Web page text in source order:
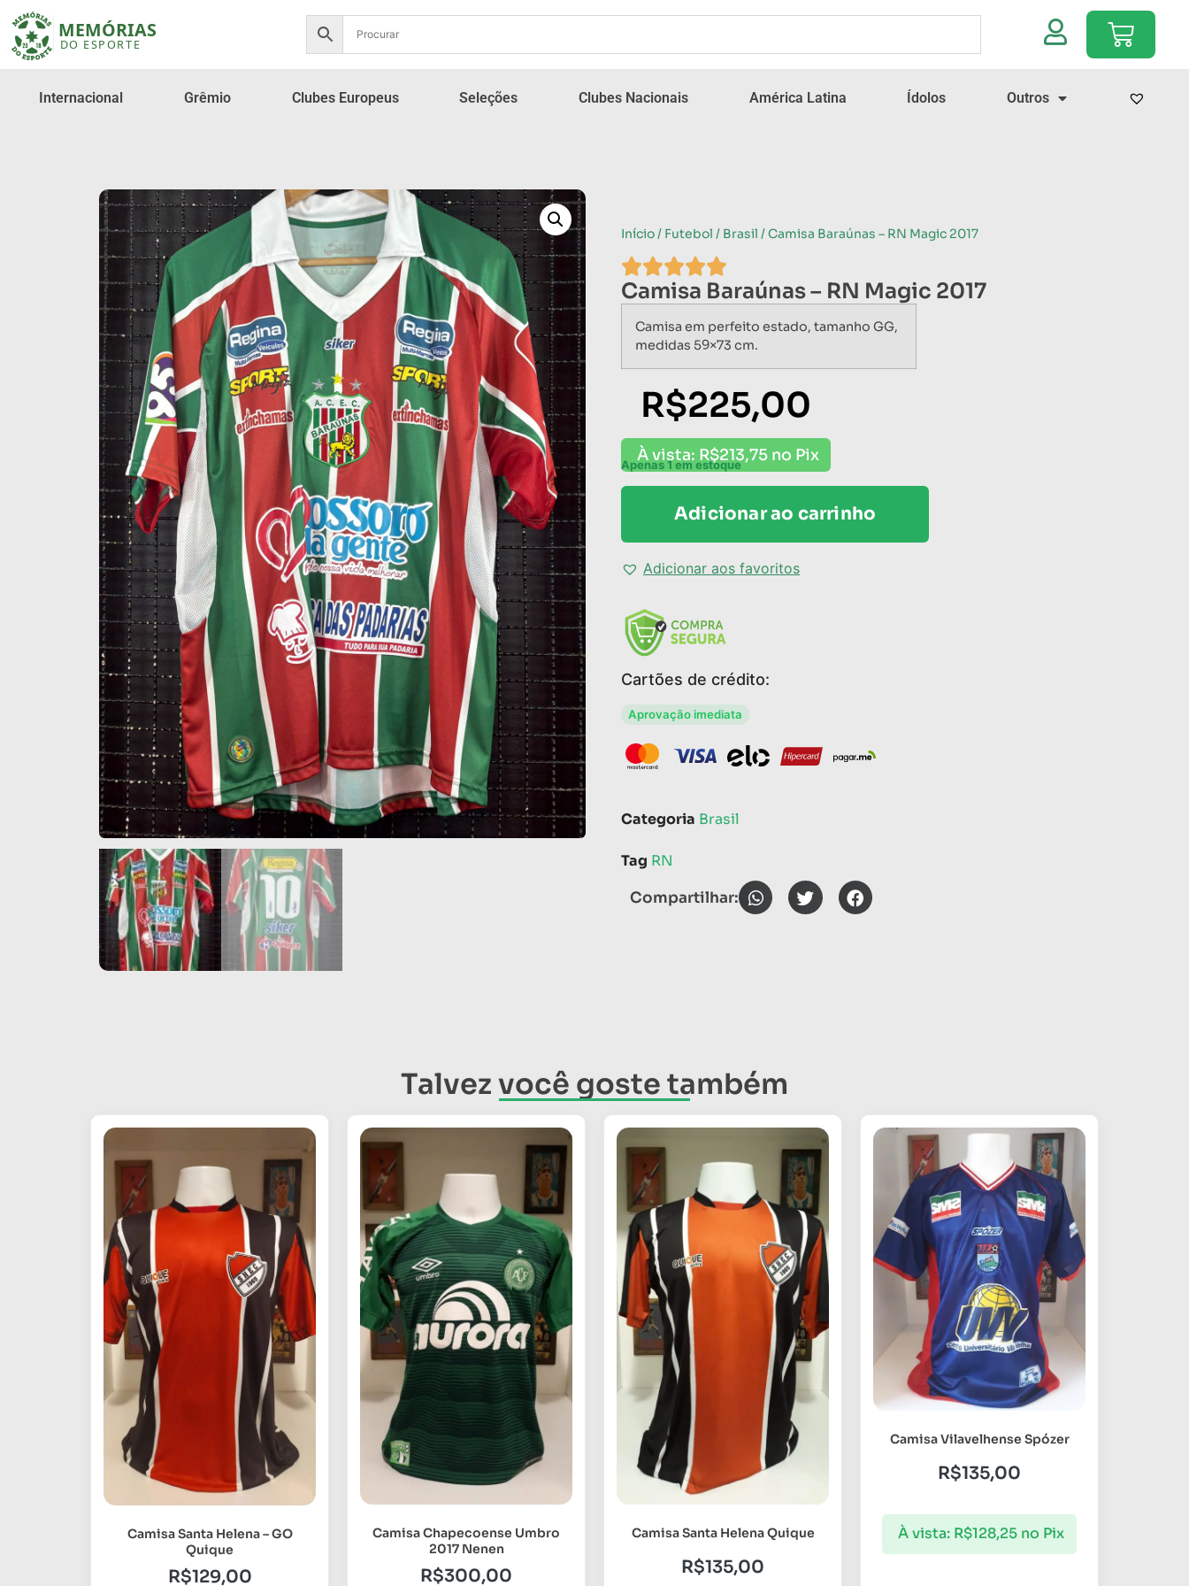
Internacional Grêmio Clubes Europeus Seleções Clubes Nacionais América Latina Ídolos Outros
Início/ Futebol / Brasil / Camisa Baraúnas – RN Magic 2017
Camisa Baraúnas – RN Magic 2017
Camisa em perfeito estado, tamanho GG,
medidas 59×73 cm.
R$225,00
À vista: R$213,75 no Pix
Apenas 1 em estoque
Adicionar ao carrinho
Adicionar aos favoritos
Cartões de crédito:
Aprovação imediata
Categoria Brasil
Tag RN
Compartilhar:
Talvez você goste também
Camisa Santa Helena – GO
Quique
R$129,00
Camisa Chapecoense Umbro
2017 Nenen
R$300,00
Camisa Santa Helena Quique
R$135,00
Camisa Vilavelhense Spózer
R$135,00
À vista: R$128,25 no Pix